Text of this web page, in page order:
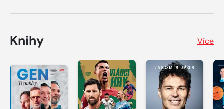
Knihy Více